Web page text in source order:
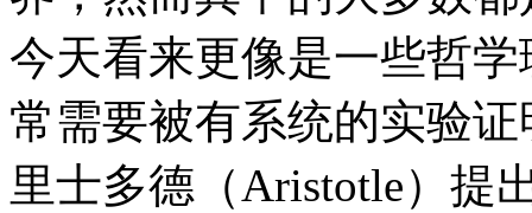
今天看来更像是一些哲
常需要被有系统的实验
里士多德（Aristotle）提